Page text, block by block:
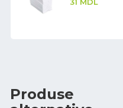
Produse